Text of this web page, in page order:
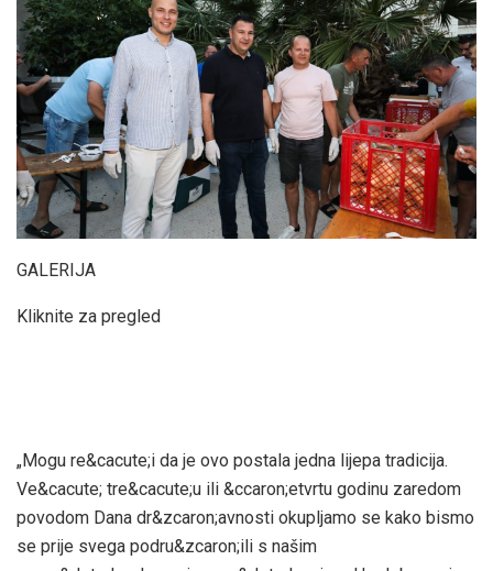
GALERIJA
Kliknite za pregled
„Mogu re&cacute;i da je ovo postala jedna lijepa tradicija.
Ve&cacute; tre&cacute;u ili &ccaron;etvrtu godinu zaredom
povodom Dana dr&zcaron;avnosti okupljamo se kako bismo
se prije svega podru&zcaron;ili s našim